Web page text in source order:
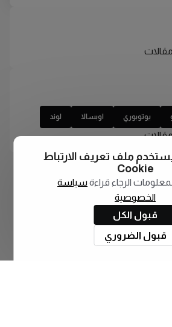
يوتوبوري اوبسالا لوند
ملف تعريف الارتباط
Cookie
الرجاء قراءة سياسة
الخصوصية
قبول الكل
قبول الضروري